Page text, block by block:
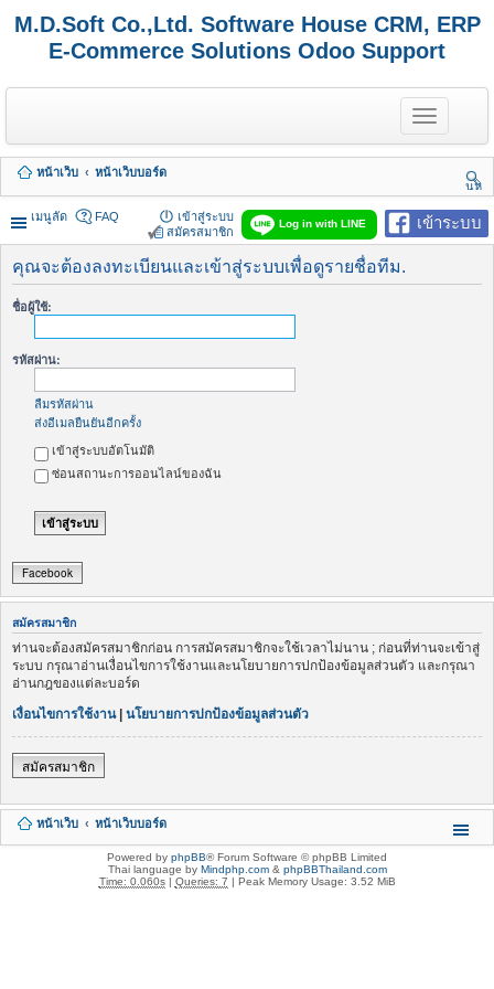
M.D.Soft Co.,Ltd. Software House CRM, ERP
E-Commerce Solutions Odoo Support
T
o
g
e
n
a
v
g
หน้าเว็บ
หน้าเว็บบอร์ด
นห
า
เมนูลัด
เข้าระบบ
Log in with LINE
FAQ
เข้าสู่ระบบ
สมัครสมาชิก
คุณจะต้องลงทะเบียนและเข้าสู่ระบบเพื่อดูรายชื่อทีม.
ชื่อผู้ใช้:
รหัสผ่าน:
ลืมรหัสผ่าน
ส่งอีเมลยืนยันอีกครั้ง
เข้าสู่ระบบอัตโนมัติ
ซ่อนสถานะการออนไลน์ของฉัน
Facebook
สมัครสมาชิก
ท่านจะต้องสมัครสมาชิกก่อน การสมัครสมาชิกจะใช้เวลาไม่นาน ; ก่อนที่ท่านจะเข้าสู่
ระบบ กรุณาอ่านเงื่อนไขการใช้งานและนโยบายการปกป้องข้อมูลส่วนตัว และกรุณา
อ่านกฎของแต่ละบอร์ด
เงื่อนไขการใช้งาน| นโยบายการปกป้องข้อมูลส่วนตัว
สมัครสมาชิก
หน้าเว็บ หน้าเว็บบอร์ด
Powered by phpBB® Forum Software © phpBB Limited
Thai language by Mindphp.com& phpBBThailand.com
Time: 0.060s| Queries: 7 | Peak Memory Usage: 3.52 MiB